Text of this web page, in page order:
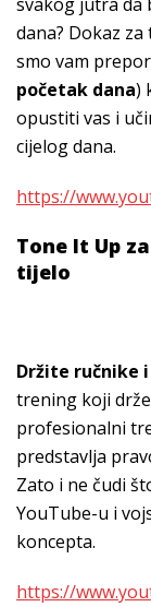
dana? Dokaz za
smo vam
početak dana)
opustiti vas i
cijelog dana.
https://
Tone It Up
tijelo
Držite ručnike
trening koji drže
profesionalni
predstavlja
Zato i ne čudi
YouTube-u i
koncepta.
https://